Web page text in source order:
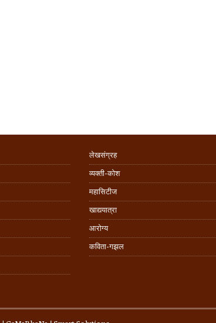
लेखसंग्रह
व्यक्ती-कोश
महासिटीज
खाद्ययात्रा
आरोग्य
कविता-गझल